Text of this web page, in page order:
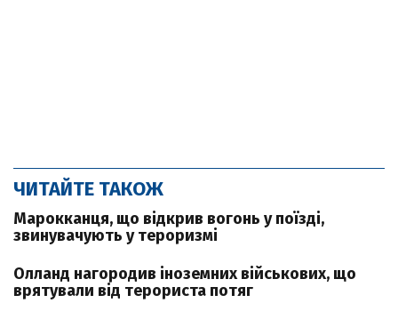
ЧИТАЙТЕ ТАКОЖ
Марокканця, що відкрив вогонь у поїзді,
звинувачують у тероризмі
Олланд нагородив іноземних військових, що
врятували від терориста потяг